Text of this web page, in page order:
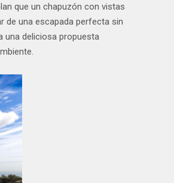
que un chapuzón con vistas
de una escapada perfecta sin
una deliciosa propuesta